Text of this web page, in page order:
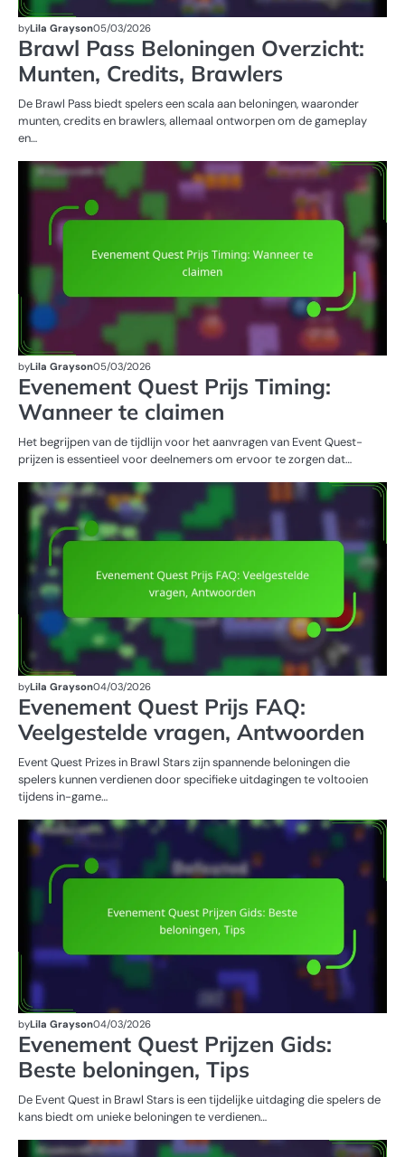
byLila Grayson05/03/2026
Brawl Pass Beloningen Overzicht:
Munten, Credits, Brawlers
De Brawl Pass biedt spelers een scala aan beloningen, waaronder
munten, credits en brawlers, allemaal ontworpen om de gameplay
en…
byLila Grayson05/03/2026
Evenement Quest Prijs Timing:
Wanneer te claimen
Het begrijpen van de tijdlijn voor het aanvragen van Event Quest-
prijzen is essentieel voor deelnemers om ervoor te zorgen dat…
byLila Grayson04/03/2026
Evenement Quest Prijs FAQ:
Veelgestelde vragen, Antwoorden
Event Quest Prizes in Brawl Stars zijn spannende beloningen die
spelers kunnen verdienen door specifieke uitdagingen te voltooien
tijdens in-game…
byLila Grayson04/03/2026
Evenement Quest Prijzen Gids:
Beste beloningen, Tips
De Event Quest in Brawl Stars is een tijdelijke uitdaging die spelers de
kans biedt om unieke beloningen te verdienen…